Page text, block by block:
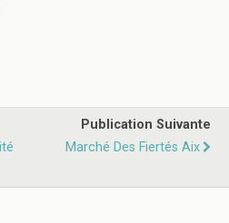
Publication Suivante
Marché Des Fiertés Aix